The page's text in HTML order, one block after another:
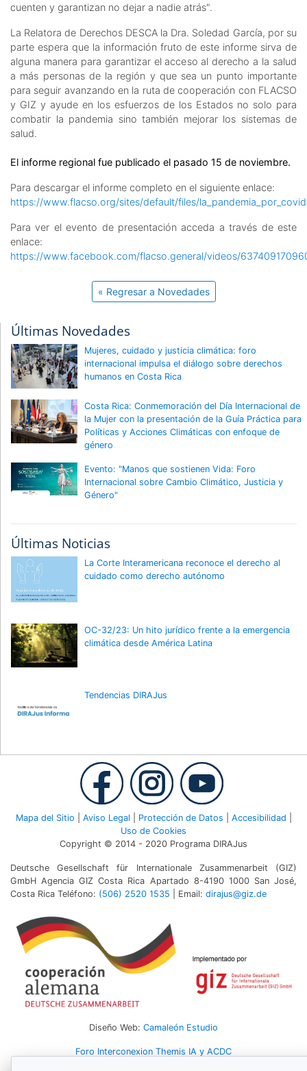
cuenten y garantizan no dejar a nadie atrás".
La Relatora de Derechos DESCA la Dra. Soledad García, por su
parte espera que la información fruto de este informe sirva de
alguna manera para garantizar el acceso al derecho a la salud
a más personas de la región y que sea un punto importante
para seguir avanzando en la ruta de cooperación con FLACSO
y GIZ y ayude en los esfuerzos de los Estados no solo para
combatir la pandemia sino también mejorar los sistemas de
salud.
El informe regional fue publicado el pasado 15 de noviembre.
Para descargar el informe completo en el siguiente enlace:
https://www.flacso.org/sites/default/files/
Para ver el evento de presentación acceda a través de este
enlace:
https://www.facebook.com/flacso.general/videos/
« Regresar a Novedades
Últimas Novedades
Mujeres, cuidado y justicia climática: foro
internacional impulsa el diálogo sobre derechos
humanos en Costa Rica
Costa Rica: Conmemoración del Día Internacional de
la Mujer con la presentación de la Guía Práctica para
Políticas y Acciones Climáticas con enfoque de
género
Evento: "Manos que sostienen Vida: Foro
Internacional sobre Cambio Climático, Justicia y
Género"
Últimas Noticias
La Corte Interamericana reconoce el derecho al
cuidado como derecho autónomo
OC-32/23: Un hito jurídico frente a la emergencia
climática desde América Latina
Tendencias DIRAJus
Mapa del Sitio Aviso Legal Protección de Datos Accesibilidad
Uso de Cookies
Copyright © 2014 - 2020 Programa DIRAJus
Deutsche Gesellschaft für Internationale Zusammenarbeit (GIZ)
GmbH Agencia GIZ Costa Rica Apartado 8-4190 1000 San José,
Costa Rica Teléfono: (506) 2520 1535 | Email: dirajus@giz.de
Diseño Web: Camaleón Estudio
Foro Interconexion Themis IA y ACDC